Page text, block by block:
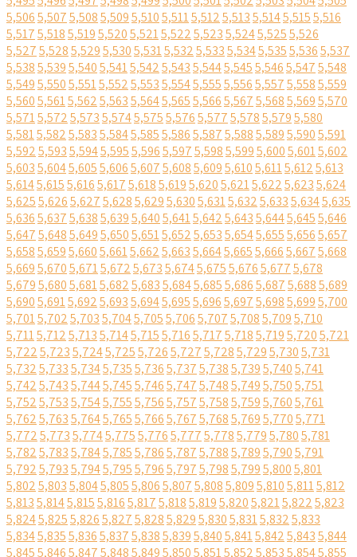
5,5065,5075,5085,5095,5105,5115,5125,5135,5145,5155,516
5,5175,5185,5195,5205,5215,5225,5235,5245,5255,526
5,5275,5285,5295,5305,5315,5325,5335,5345,5355,5365,537
5,5385,5395,5405,5415,5425,5435,5445,5455,5465,5475,548
5,5495,5505,5515,5525,5535,5545,5555,5565,5575,5585,559
5,5605,5615,5625,5635,5645,5655,5665,5675,5685,5695,570
5,5715,5725,5735,5745,5755,5765,5775,5785,5795,580
5,5815,5825,5835,5845,5855,5865,5875,5885,5895,5905,591
5,5925,5935,5945,5955,5965,5975,5985,5995,6005,6015,602
5,6035,6045,6055,6065,6075,6085,6095,6105,6115,6125,613
5,6145,6155,6165,6175,6185,6195,6205,6215,6225,6235,624
5,6255,6265,6275,6285,6295,6305,6315,6325,6335,6345,635
5,6365,6375,6385,6395,6405,6415,6425,6435,6445,6455,646
5,6475,6485,6495,6505,6515,6525,6535,6545,6555,6565,657
5,6585,6595,6605,6615,6625,6635,6645,6655,6665,6675,668
5,6695,6705,6715,6725,6735,6745,6755,6765,6775,678
5,6795,6805,6815,6825,6835,6845,6855,6865,6875,6885,689
5,6905,6915,6925,6935,6945,6955,6965,6975,6985,6995,700
5,7015,7025,7035,7045,7055,7065,7075,7085,7095,710
5,7115,7125,7135,7145,7155,7165,7175,7185,7195,7205,721
5,7225,7235,7245,7255,7265,7275,7285,7295,7305,731
5,7325,7335,7345,7355,7365,7375,7385,7395,7405,741
5,7425,7435,7445,7455,7465,7475,7485,7495,7505,751
5,7525,7535,7545,7555,7565,7575,7585,7595,7605,761
5,7625,7635,7645,7655,7665,7675,7685,7695,7705,771
5,7725,7735,7745,7755,7765,7775,7785,7795,7805,781
5,7825,7835,7845,7855,7865,7875,7885,7895,7905,791
5,7925,7935,7945,7955,7965,7975,7985,7995,8005,801
5,8025,8035,8045,8055,8065,8075,8085,8095,8105,8115,812
5,8135,8145,8155,8165,8175,8185,8195,8205,8215,8225,823
5,8245,8255,8265,8275,8285,8295,8305,8315,8325,833
5,8345,8355,8365,8375,8385,8395,8405,8415,8425,8435,844
5,8455,8465,8475,8485,8495,8505,8515,8525,8535,8545,855